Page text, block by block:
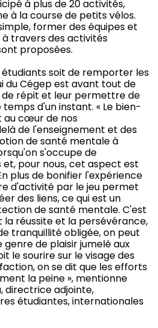
à plus de 20 activités,
à la course de petits vélos.
former des équipes et
travers des activités
proposées.
étudiants soit de remporter les
du Cégep est avant tout de
répit et leur permettre de
d'un instant. « Le bien-
au cœur de nos
de l'enseignement et des
de santé mentale à
s'occupe de
et, pour nous, cet aspect est
plus de bonifier l'expérience
d'activité par le jeu permet
des liens, ce qui est un
de santé mentale. C'est
réussite et la persévérance,
tranquillité obligée, on peut
de plaisir jumelé aux
le sourire sur le visage des
on se dit que les efforts
la peine », mentionne
directrice adjointe,
étudiantes, internationales